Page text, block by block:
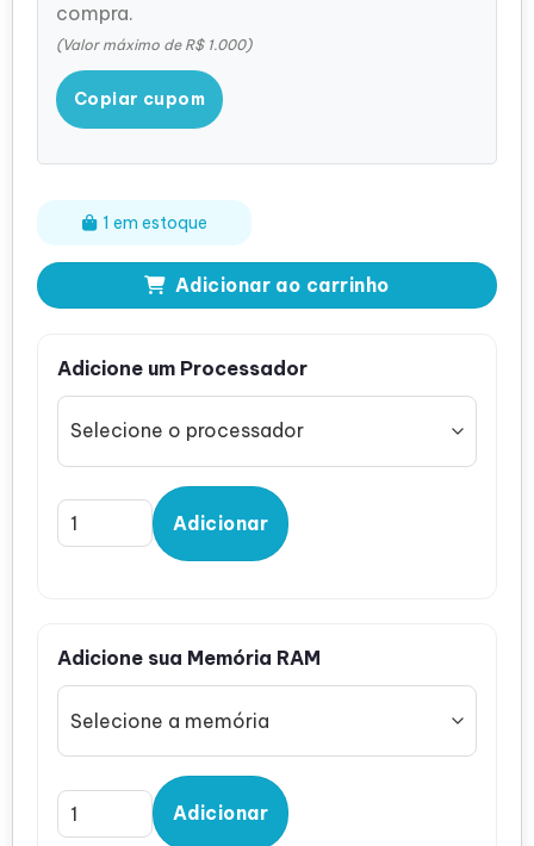
compra.
(Valor máximo de R$ 1.000)
Copiar cupom
1 em estoque
Adicionar ao carrinho
Adicione um Processador
Adicionar
Adicione sua Memória RAM
Adicionar